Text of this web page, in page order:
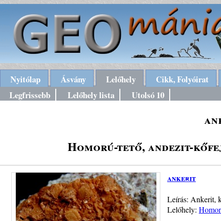
Nyitólap Ásvány Lelőhely
Cikk, Folyóirat
Legfrissebb
Lelőhely lista Utolsó 10
Homorú-tető, andezit-
ankerit
Leírás: Ankerit,
Lelőhely: